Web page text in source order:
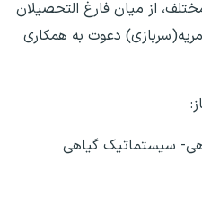
از میان فارغ التحصیلان
دعوت به همکاری